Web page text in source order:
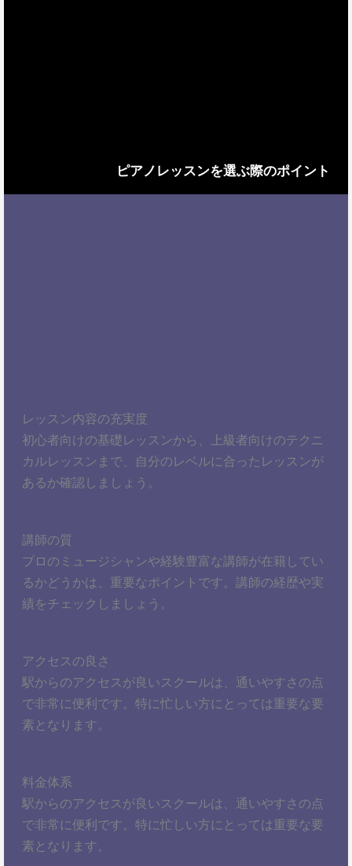
ピアノレッスンを選ぶ際のポイント
レッスン内容の充実度
初心者向けの基礎レッスンから、上級者向けのテクニ
カルレッスンまで、自分のレベルに合ったレッスンが
あるか確認しましょう。
講師の質
プロのミュージシャンや経験豊富な講師が在籍してい
るかどうかは、重要なポイントです。講師の経歴や実
績をチェックしましょう。
アクセスの良さ
駅からのアクセスが良いスクールは、通いやすさの点
で非常に便利です。特に忙しい方にとっては重要な要
素となります。
料金体系
駅からのアクセスが良いスクールは、通いやすさの点
で非常に便利です。特に忙しい方にとっては重要な要
素となります。